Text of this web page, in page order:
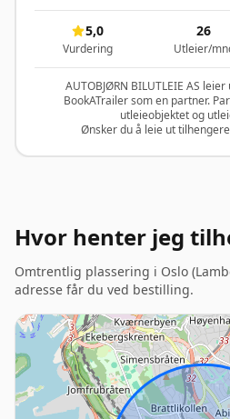
5,0
Vurdering
26
Utleier/
AUTOBJØRN BILUTLEIE AS
BookATrailer som en partner.
utleieobjektet og
Ønsker du å leie ut
Hvor henter jeg
Omtrentlig plassering i Oslo
adresse får du ved bestilling.